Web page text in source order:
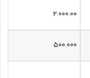
۲.۰۰۰.۰۰
۵۰۰.۰۰۰